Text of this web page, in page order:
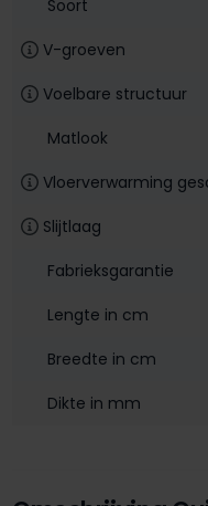
Soort
V-groeven
Voelbare structuur
Matlook
Vloerverwarming
Slijtlaag
Fabrieksgarantie
Lengte in cm
Breedte in cm
Dikte in mm